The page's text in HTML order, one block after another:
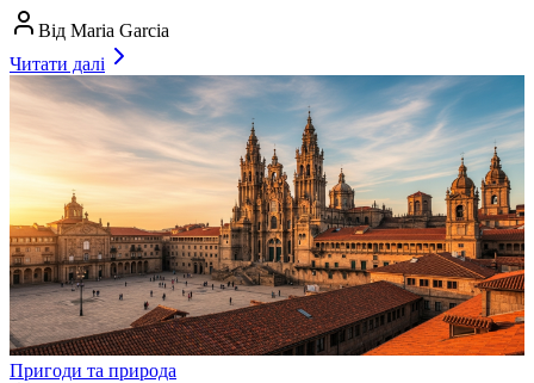
Від Maria Garcia
Читати далі
Пригоди та природа